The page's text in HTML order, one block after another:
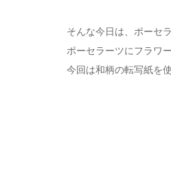
そんな今日は、ポーセ
ポーセラーツにフラワ
今回は和柄の転写紙を